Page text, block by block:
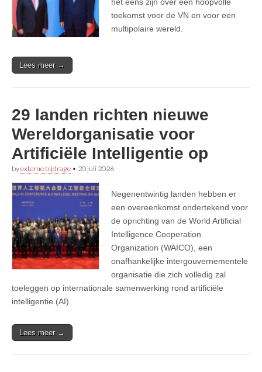
toekomst voor de VN en voor een
multipolaire wereld.
Lees meer →
29 landen richten nieuwe
Wereldorganisatie voor
Artificiële Intelligentie op
byexterne bijdrage • 20 juli 2026
Negenentwintig landen hebben er
een overeenkomst ondertekend voor
de oprichting van de World Artificial
Intelligence Cooperation
Organization (WAICO), een
onafhankelijke intergouvernementele
organisatie die zich volledig zal
toeleggen op internationale samenwerking rond artificiële
intelligentie (AI).
Lees meer →